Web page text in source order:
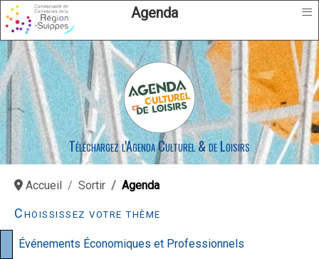
Agenda ≡
Téléchargez l'Agenda Culturel & de Loisirs
Accueil Sortir Agenda
Choississez votre thème
Événements Économiques et Professionnels